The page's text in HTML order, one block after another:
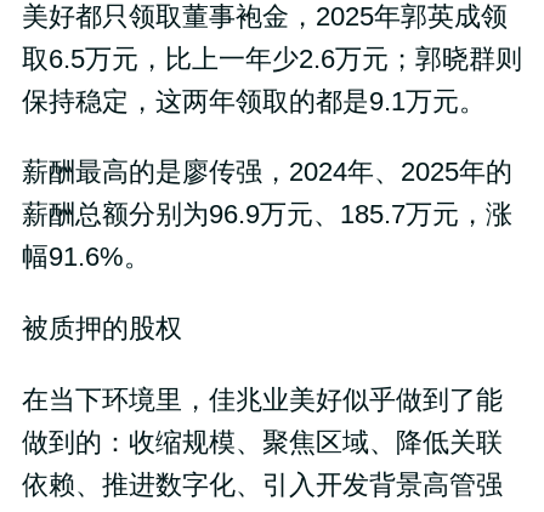
美好都只领取董事袍金，2025年郭英成领
取6.5万元，比上一年少2.6万元；郭晓群则
保持稳定，这两年领取的都是9.1万元。
薪酬最高的是廖传强，2024年、2025年的
薪酬总额分别为96.9万元、185.7万元，涨
幅91.6%。
被质押的股权
在当下环境里，佳兆业美好似乎做到了能
做到的：收缩规模、聚焦区域、降低关联
依赖、推进数字化、引入开发背景高管强